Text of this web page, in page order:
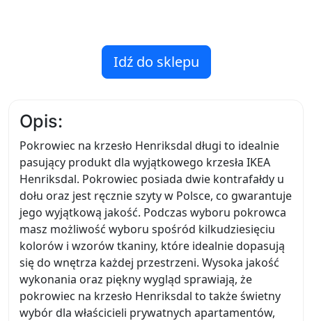
Idź do sklepu
Opis:
Pokrowiec na krzesło Henriksdal długi to idealnie
pasujący produkt dla wyjątkowego krzesła IKEA
Henriksdal. Pokrowiec posiada dwie kontrafałdy u
dołu oraz jest ręcznie szyty w Polsce, co gwarantuje
jego wyjątkową jakość. Podczas wyboru pokrowca
masz możliwość wyboru spośród kilkudziesięciu
kolorów i wzorów tkaniny, które idealnie dopasują
się do wnętrza każdej przestrzeni. Wysoka jakość
wykonania oraz piękny wygląd sprawiają, że
pokrowiec na krzesło Henriksdal to także świetny
wybór dla właścicieli prywatnych apartamentów,